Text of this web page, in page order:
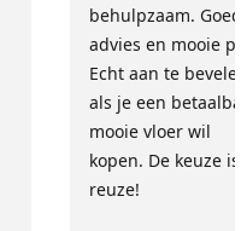
behulpzaam. Goed
advies en mooie
Echt aan te bevelen
als je een
mooie vloer wil
kopen. De keuze is
reuze!